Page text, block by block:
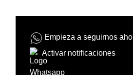
Empieza a seguirnos
Activar notificaciones